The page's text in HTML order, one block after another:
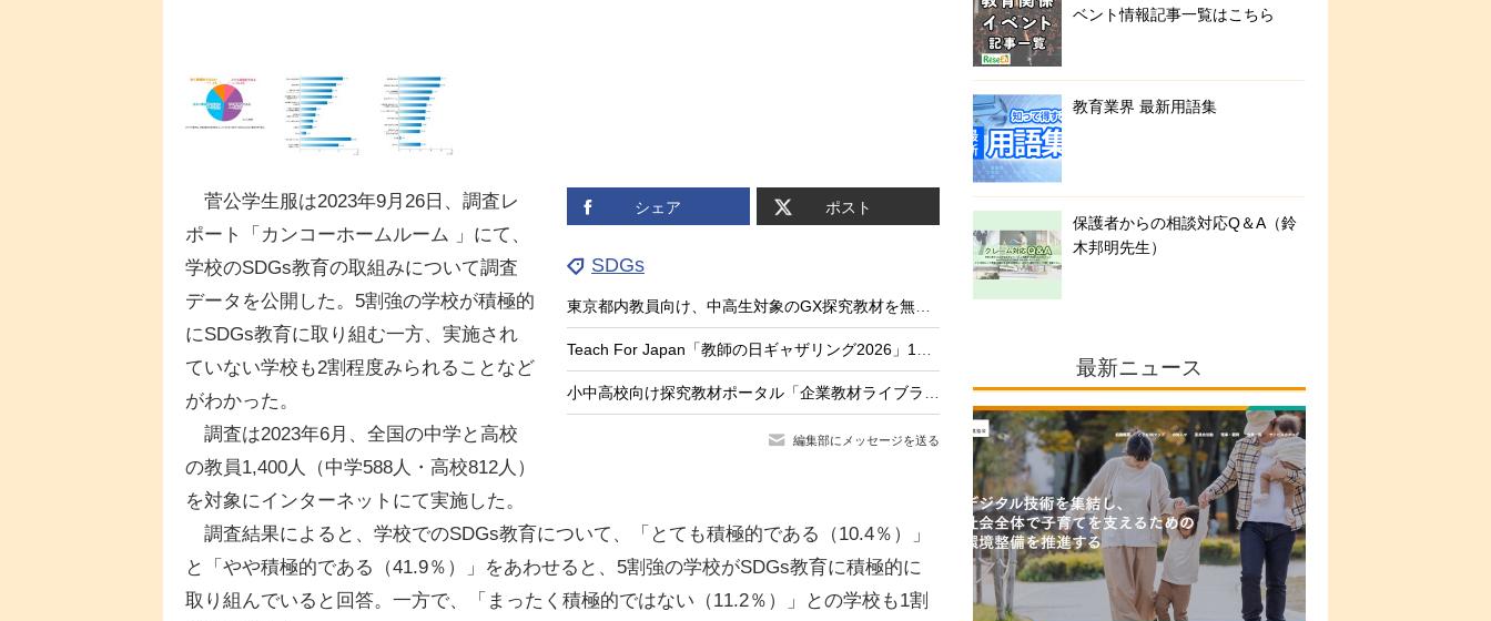
シェア ポスト
SDGs
編集部にメッセージを送る
菅公学生服は2023年9月26日、調査レ
ポート「カンコーホームルーム 」にて、
学校のSDGs教育の取組みについて調査
データを公開した。5割強の学校が積極的
にSDGs教育に取り組む一方、実施され
ていない学校も2割程度みられることなど
がわかった。
調査は2023年6月、全国の中学と高校
の教員1,400人（中学588人・高校812人）
を対象にインターネットにて実施した。
調査結果によると、学校でのSDGs教育について、「とても積極的である（10.4％）」
と「やや積極的である（41.9％）」をあわせると、5割強の学校がSDGs教育に積極的に
取り組んでいると回答。一方で、「まったく積極的ではない（11.2％）」との学校も1割
ベント情報記事一覧はこちら
教育業界 最新用語集
保護者からの相談対応Q＆A（鈴
木邦明先生）
最新ニュース